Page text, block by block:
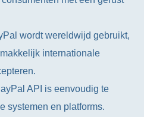
wordt wereldwijd gebruikt,
internationale
API is eenvoudig te
systemen en platforms.